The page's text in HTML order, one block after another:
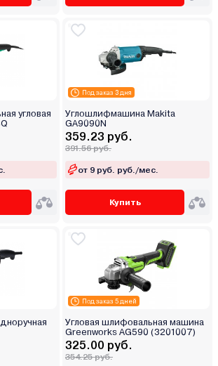
угловая
Под заказ 3 дня
Углошлифмашина Makita
GA9090N
359.23 руб.
391.56 руб.
от 9 руб. руб./мес.
Купить
Под заказ 5 дней
Угловая шлифовальная машина
Greenworks AG590 (3201007)
325.00 руб.
354.25 руб.